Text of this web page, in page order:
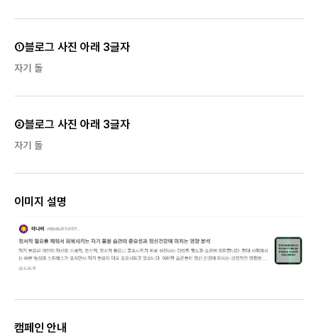
①블로그 사진 아래 3글자
자기 돌
②블로그 사진 아래 3글자
자기 돌
이미지 설명
캠페인 안내